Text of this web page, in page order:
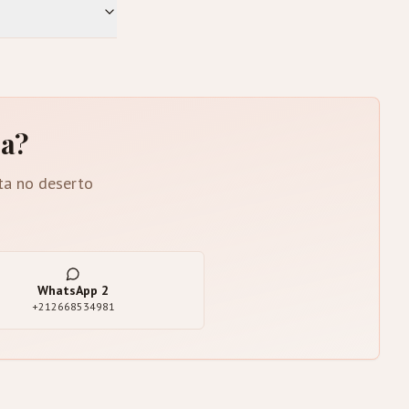
no deserto
WhatsApp 2
+212668534981